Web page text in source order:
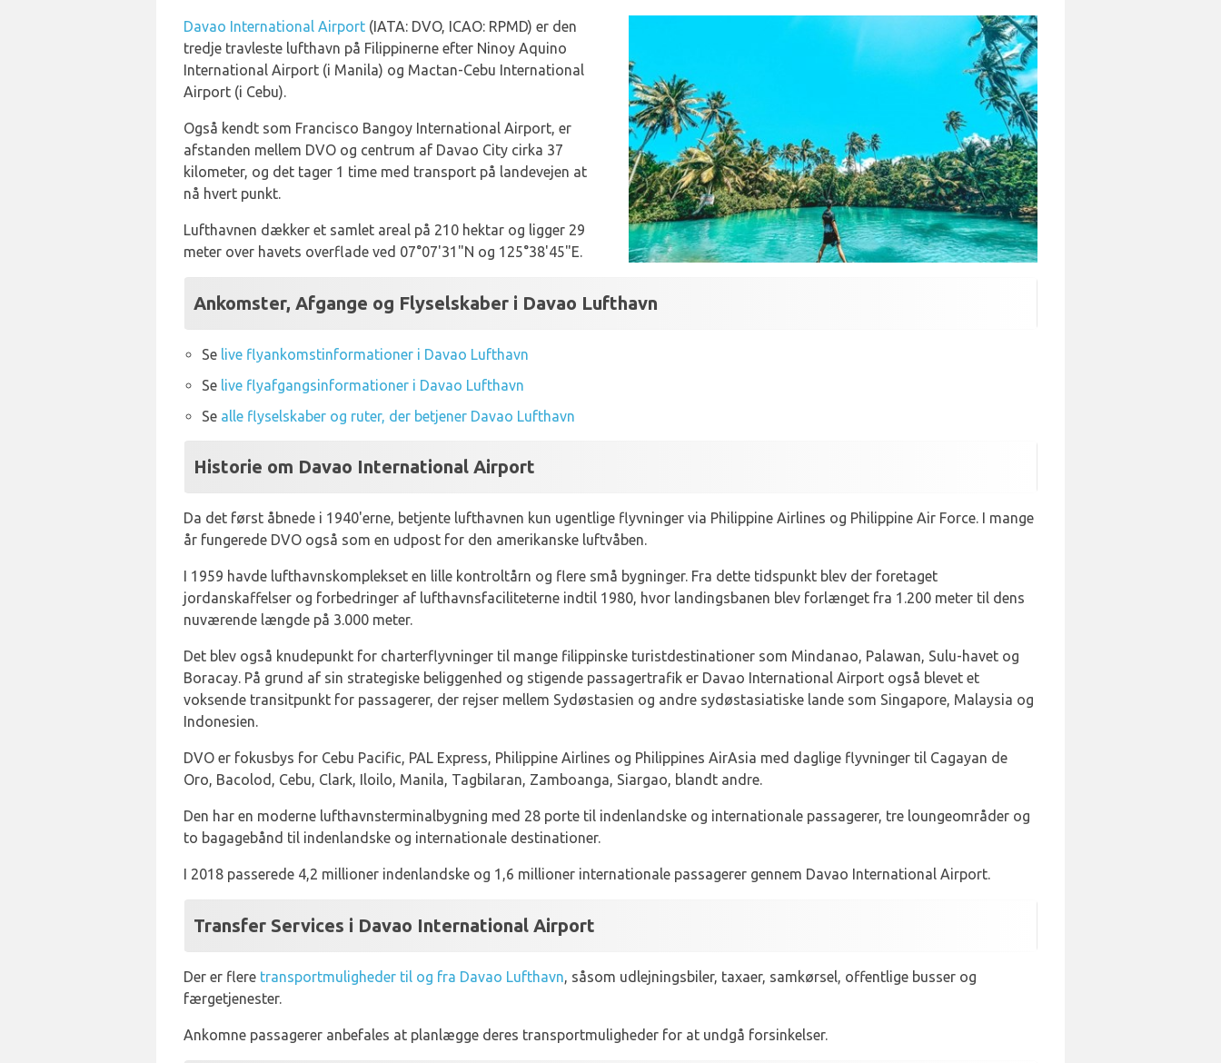
Davao International Airport (IATA: DVO, ICAO: RPMD) er den
tredje travleste lufthavn på Filippinerne efter Ninoy Aquino
International Airport (i Manila) og Mactan-Cebu International
Airport (i Cebu).
Også kendt som Francisco Bangoy International Airport, er
afstanden mellem DVO og centrum af Davao City cirka 37
kilometer, og det tager 1 time med transport på landevejen at
nå hvert punkt.
Lufthavnen dækker et samlet areal på 210 hektar og ligger 29
meter over havets overflade ved 07°07'31"N og 125°38'45"E.
Ankomster, Afgange og Flyselskaber i Davao Lufthavn
Se live flyankomstinformationer i Davao Lufthavn
Se live flyafgangsinformationer i Davao Lufthavn
Se alle flyselskaber og ruter, der betjener Davao Lufthavn
Historie om Davao International Airport
Da det først åbnede i 1940'erne, betjente lufthavnen kun ugentlige flyvninger via Philippine Airlines og Philippine Air Force. I mange
år fungerede DVO også som en udpost for den amerikanske luftvåben.
I 1959 havde lufthavnskomplekset en lille kontroltårn og flere små bygninger. Fra dette tidspunkt blev der foretaget
jordanskaffelser og forbedringer af lufthavnsfaciliteterne indtil 1980, hvor landingsbanen blev forlænget fra 1.200 meter til dens
nuværende længde på 3.000 meter.
Det blev også knudepunkt for charterflyvninger til mange filippinske turistdestinationer som Mindanao, Palawan, Sulu-havet og
Boracay. På grund af sin strategiske beliggenhed og stigende passagertrafik er Davao International Airport også blevet et
voksende transitpunkt for passagerer, der rejser mellem Sydøstasien og andre sydøstasiatiske lande som Singapore, Malaysia og
Indonesien.
DVO er fokusbys for Cebu Pacific, PAL Express, Philippine Airlines og Philippines AirAsia med daglige flyvninger til Cagayan de
Oro, Bacolod, Cebu, Clark, Iloilo, Manila, Tagbilaran, Zamboanga, Siargao, blandt andre.
Den har en moderne lufthavnsterminalbygning med 28 porte til indenlandske og internationale passagerer, tre loungeområder og
to bagagebånd til indenlandske og internationale destinationer.
I 2018 passerede 4,2 millioner indenlandske og 1,6 millioner internationale passagerer gennem Davao International Airport.
Transfer Services i Davao International Airport
Der er flere transportmuligheder til og fra Davao Lufthavn, såsom udlejningsbiler, taxaer, samkørsel, offentlige busser og
færgetjenester.
Ankomne passagerer anbefales at planlægge deres transportmuligheder for at undgå forsinkelser.